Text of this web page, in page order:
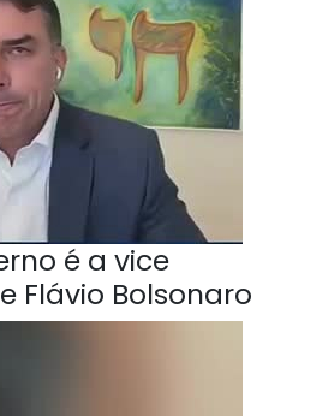
é a vice
Flávio Bolsonaro